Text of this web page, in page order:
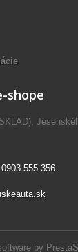
by
shope
0903 555 356